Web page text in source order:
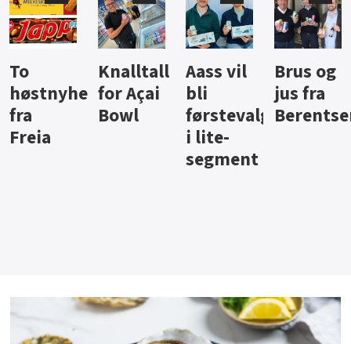
Knalltall
for Açai
Bowl
Aass vil
bli
førstevalg
Brus og
jus fra
Berentsen
Hard
iste fra
Hansa